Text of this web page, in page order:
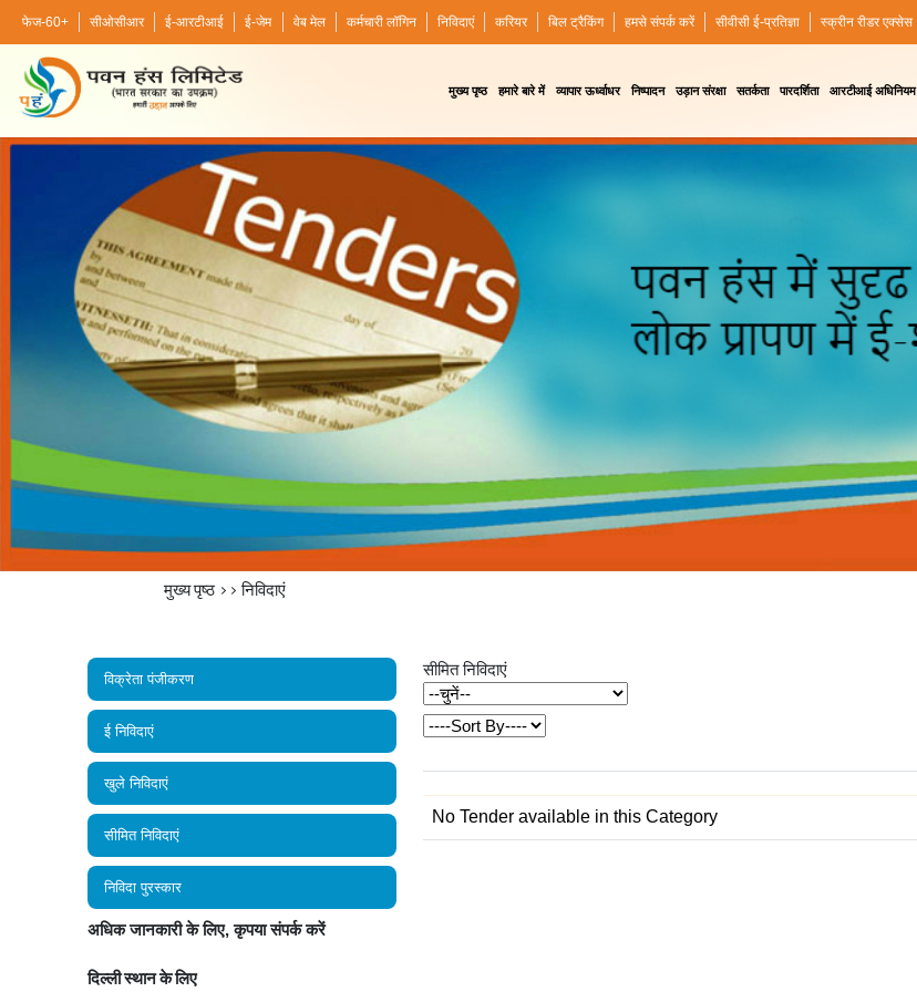
फेज-60+ सीओसीआर ई-आरटीआई ई-जेम वेब मेल कर्मचारी लॉगिन निविदाएं करियर बिल ट्रैकिंग हमसे संपर्क करें सीवीसी ई-प्रतिज्ञा स्क्रीन रीडर एक्सेस
मुख्य पृष्ठ हमारे बारे में व्यापार ऊर्ध्वाधर निष्पादन उड़ान संरक्षा सतर्कता पारदर्शिता आरटीआई अधिनियम
मुख्य पृष्ठ>>निविदाएं
विक्रेता पंजीकरण
ई निविदाएं
खुले निविदाएं
सीमित निविदाएं
निविदा पुरस्कार
अधिक जानकारी के लिए, कृपया संपर्क करें
दिल्ली स्थान के लिए
सीमित निविदाएं
No Tender available in this Category